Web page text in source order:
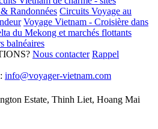
Randonnées Circuits Voyage au
Voyage Vietnam - Croisière dans
du Mekong et marchés flottants
balnéaires
Nous contacter Rappel
info@voyager-vietnam.com
Estate, Thinh Liet, Hoang Mai